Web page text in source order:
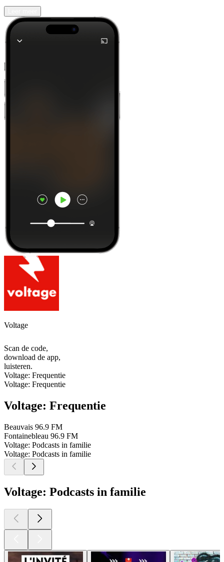
Voltage
Scan de code,
download de app,
luisteren.
Voltage: Frequentie
Voltage: Frequentie
Voltage: Frequentie
Beauvais 96.9 FM
Fontainebleau 96.9 FM
Voltage: Podcasts in familie
Voltage: Podcasts in familie
Voltage: Podcasts in familie